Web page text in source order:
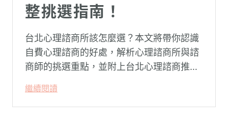
整挑選指南！
台北心理諮商所該怎麼選？本文將帶你認識
自費心理諮商的好處，解析心理諮商所與諮
商師的挑選重點，並附上台北心理諮商推薦
理，陪你面對情緒困擾找回生活步調。
繼續閱讀